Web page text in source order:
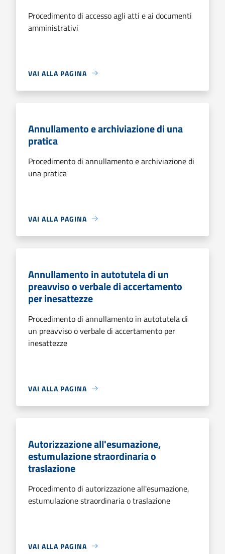
Procedimento di accesso agli atti e ai documenti
amministrativi
VAI ALLA PAGINA
Annullamento e archiviazione di una
pratica
Procedimento di annullamento e archiviazione di
una pratica
VAI ALLA PAGINA
Annullamento in autotutela di un
preavviso o verbale di accertamento
per inesattezze
Procedimento di annullamento in autotutela di
un preavviso o verbale di accertamento per
inesattezze
VAI ALLA PAGINA
Autorizzazione all'esumazione,
estumulazione straordinaria o
traslazione
Procedimento di autorizzazione all'esumazione,
estumulazione straordinaria o traslazione
VAI ALLA PAGINA